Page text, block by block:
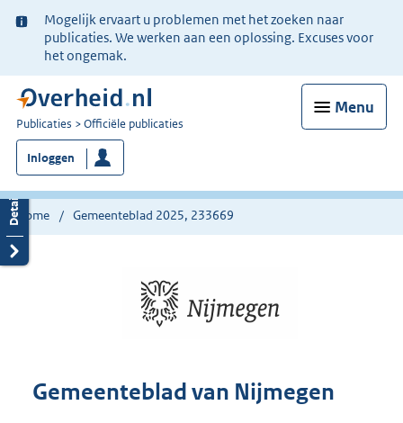
Ter
informatie:
Mogelijk ervaart u problemen met het zoeken naar
publicaties. We werken aan een oplossing. Excuses voor
het ongemak.
Menu
U
bent
nu
hier:
Publicaties Officiële publicaties
Inloggen
Home Gemeenteblad 2025, 233669
Gemeenteblad van Nijmegen